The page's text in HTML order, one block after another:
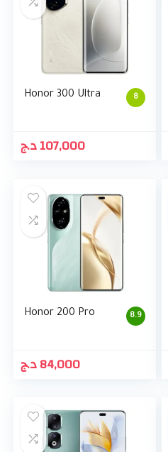
8
Honor 300 Ultra
107,000د.ج
8.9
Honor 200 Pro
84,000د.ج